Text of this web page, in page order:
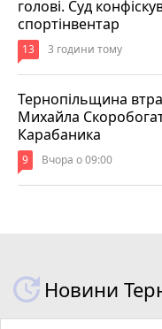
голові. Суд
спортінвентар
13 3 години тому
Тернопільщина
Михайла
Карабаника
9 Вчора о 09:00
Новини